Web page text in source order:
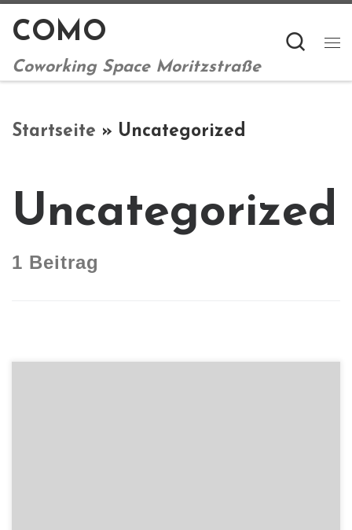
Zum Inhalt springen
COMO
Coworking Space Moritzstraße
Startseite » Uncategorized
Uncategorized
1 Beitrag